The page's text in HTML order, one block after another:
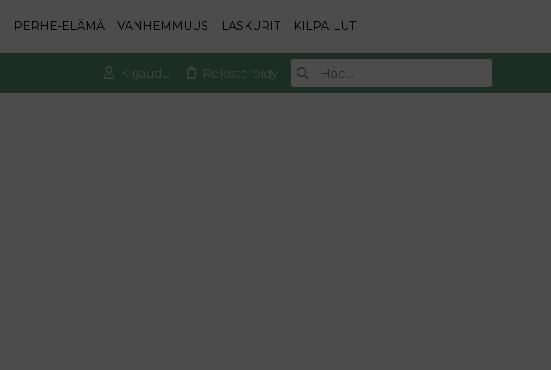
PERHE-ELÄMÄ VANHEMMUUS LASKURIT KILPAILUT
Kirjaudu Rekisteröidy